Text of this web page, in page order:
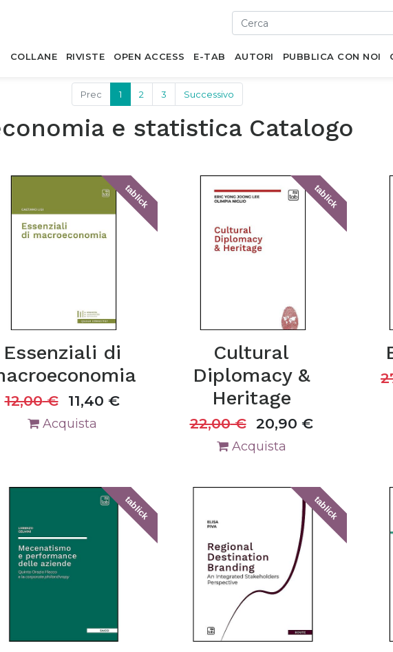
COLLANE RIVISTE OPEN ACCESS E-TAB AUTORI PUBBLICA CON NOI
Prec 1 2 3 Successivo
e statistica Catalogo
tablick
Essenziali di
12,00€ 11,40 €
Acquista
tablick
Cultural
Diplomacy &
Heritage
22,00€ 20,90 €
Acquista
tablick tablick